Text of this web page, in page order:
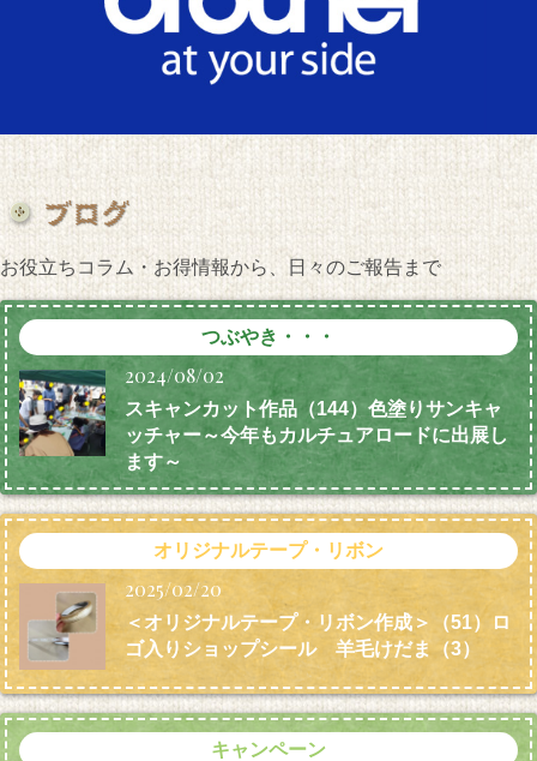
お役立ちコラム・お得情報から、日々のご報告まで
つぶやき・・・
2024/08/02
スキャンカット作品（144）色塗りサンキャ
ッチャー～今年もカルチュアロードに出展し
ます～
オリジナルテープ・リボン
2025/02/20
＜オリジナルテープ・リボン作成＞（51）ロ
ゴ入りショップシール 羊毛けだま （3）
キャンペーン